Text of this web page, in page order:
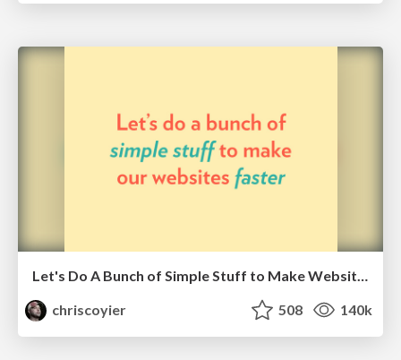
Let's Do A Bunch of Simple Stuff to Make Websites Faster
chriscoyier
508 140k